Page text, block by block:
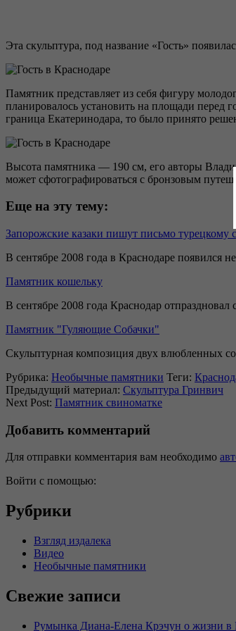
Эта скульптура, под название «Гость»
Памятник представляет из себя фигуру
планировалось установить на площади перед
граница Екатеринодара, то было принято
Высота памятника — 190 см, его авторы
может сфотографироваться с бронзовым
Еще на эту тему:
Запорожские казаки пишут письмо турецкому
В сентябре 2008 года в Краснодаре
Памятник кошельку
В сентябре 2008 года Краснодар
Памятник "Гуляющие Собачки"
Скульптурная композиция двух влюбленных
Рубрика: Необычные памятники Теги:
Предыдущий материал: Скульптура Гринвич
Next Post: Памятник свиноматке
Добавить комментарий
Для отправки комментария вам необходимо
Войти с помощью:
Рубрики
Взгляд издалека
Видео
Необычные памятники
Свежие записи
Румынка Диана-Елена Крэчун о жизни в